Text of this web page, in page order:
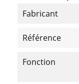
Fabricant
Référence
Fonction